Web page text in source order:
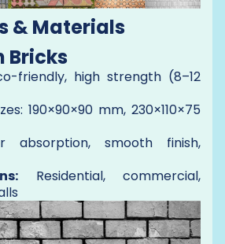
& Materials
Bricks
friendly, high strength (8–12
190×90×90 mm, 230×110×75
absorption, smooth finish,
Residential, commercial,